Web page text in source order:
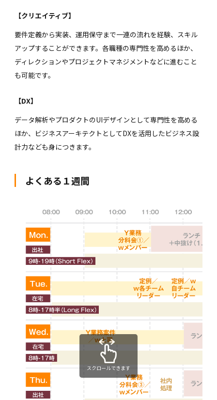
【クリエイティブ】
要件定義から実装、運用保守まで一連の流れを経験、スキル
アップすることができます。各職種の専門性を高めるほか、
ディレクションやプロジェクトマネジメントなどに進むこと
も可能です。
【DX】
データ解析やプロダクトのUIデザインとして専門性を高める
ほか、ビジネスアーキテクトとしてDXを活用したビジネス設
計力なども身につきます。
よくある１週間
スクロールできます